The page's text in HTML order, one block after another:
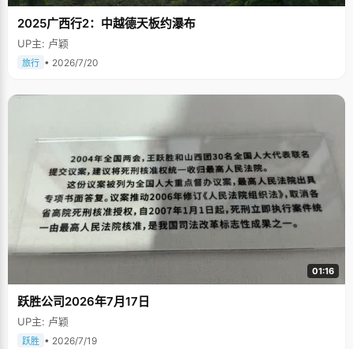
2025广西行2：中越德天板约瀑布
UP主: 卢颖
旅行 • 2026/7/20
01:16
跃胜公司2026年7月17日
UP主: 卢颖
跃胜 • 2026/7/19